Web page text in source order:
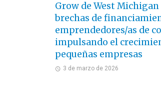
Grow de West
brechas de
emprendedores/as de
impulsando el
pequeñas empresas
3 de marzo de 2026